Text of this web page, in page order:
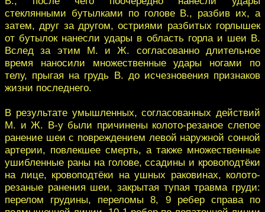
стеклянными бутылками по голове ‎В., разбив их, а
затем, друг за другом, остриями разбитых горлышек
от бутылок на‎несли удары в область горла и шеи В.
Вслед за этим M. и Ж. согласованно длитель‎ное
время наносили множественные удары ногами по
телу, прыгая на грудь В. до ‎исчезновения признаков
жизни последнего.‎
В результате умышленных, согласованных действий
M. и Ж. В-у были причи‎нены колото-резаное слепое
ранение шеи с повреждением левой наружной сонной
‎артерии, повлекшее смерть, а также множественные
ушибленные раны на голове, ‎ссадины и кровоподтёки
на лице, кровоподтёки на ушных раковинах, колото-‎
резаные ранения шеи, закрытая тупая травма груди:
перелом грудины, переломы 8, ‎‎9 ребер справа по